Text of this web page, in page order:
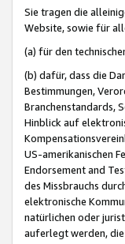
Sie tragen die
Website, sowie für
(a) für den
(b) dafür, dass die
Bestimmungen,
Branchenstandards,
Hinblick auf
US-amerikanischen
Endorsement and
des Missbrauchs
elektronische
natürlichen oder
auferlegt werden,